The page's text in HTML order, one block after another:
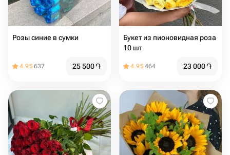
Розы синие в сумки
4.95637 25 500֏
Букет из пионовидная роза
10 шт
4.95464 23 000֏